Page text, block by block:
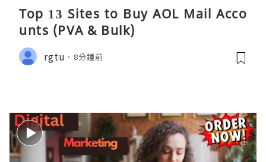
Top 13 Sites to Buy AOL Mail Acco
unts (PVA & Bulk)
rgtu 8分鐘前